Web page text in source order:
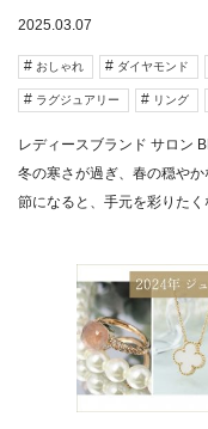
2025.03.07
おしゃれ ダイヤモンド
ラグジュアリー リング
レディースブランド サロン
冬の寒さが過ぎ、春の穏や
節になると、手元を彩りた